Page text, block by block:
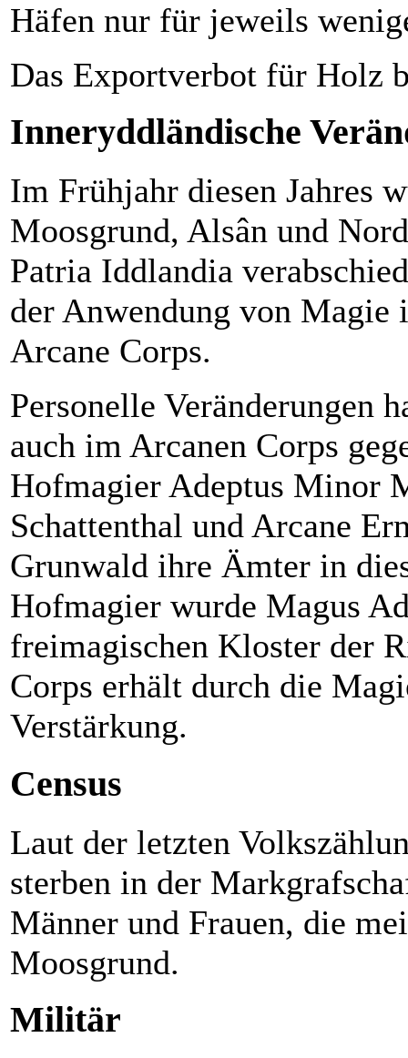
Häfen nur für jeweils
Das Exportverbot für Holz
Inneryddländische
Im Frühjahr diesen Jahres
Moosgrund, Alsân und
Patria Iddlandia
der Anwendung von Magie
Arcane Corps.
Personelle Veränderungen
auch im Arcanen Corps
Hofmagier Adeptus Minor
Schattenthal und Arcane
Grunwald ihre Ämter in
Hofmagier wurde Magus
freimagischen Kloster der
Corps erhält durch die
Verstärkung.
Census
Laut der letzten
sterben in der
Männer und Frauen, die
Moosgrund.
Militär